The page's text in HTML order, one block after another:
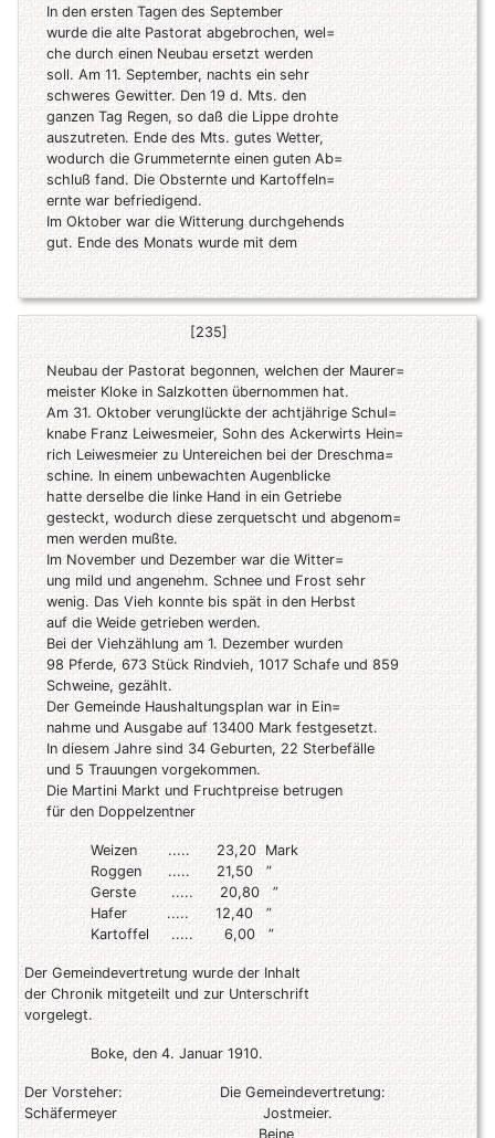
In den ersten Tagen des September
wurde die alte Pastorat abgebrochen, wel=
che durch einen Neubau ersetzt werden
soll. Am 11. September, nachts ein sehr
schweres Gewitter. Den 19 d. Mts. den
ganzen Tag Regen, so daß die Lippe drohte
auszutreten. Ende des Mts. gutes Wetter,
wodurch die Grummeternte einen guten Ab=
schluß fand. Die Obsternte und Kartoffeln=
ernte war befriedigend.
Im Oktober war die Witterung durchgehends
gut. Ende des Monats wurde mit dem
[235]
Neubau der Pastorat begonnen, welchen der Maurer=
meister Kloke in Salzkotten übernommen hat.
Am 31. Oktober verunglückte der achtjährige Schul=
knabe Franz Leiwesmeier, Sohn des Ackerwirts Hein=
rich Leiwesmeier zu Untereichen bei der Dreschma=
schine. In einem unbewachten Augenblicke
hatte derselbe die linke Hand in ein Getriebe
gesteckt, wodurch diese zerquetscht und abgenom=
men werden mußte.
Im November und Dezember war die Witter=
ung mild und angenehm. Schnee und Frost sehr
wenig. Das Vieh konnte bis spät in den Herbst
auf die Weide getrieben werden.
Bei der Viehzählung am 1. Dezember wurden
98 Pferde, 673 Stück Rindvieh, 1017 Schafe und 859
Schweine, gezählt.
Der Gemeinde Haushaltungsplan war in Ein=
nahme und Ausgabe auf 13400 Mark festgesetzt.
In diesem Jahre sind 34 Geburten, 22 Sterbefälle
und 5 Trauungen vorgekommen.
Die Martini Markt und Fruchtpreise betrugen
für den Doppelzentner
Weizen ..... 23,20 Mark
Roggen ..... 21,50 ”
Gerste ..... 20,80 ”
Hafer ..... 12,40 ”
Kartoffel ..... 6,00 ”
Der Gemeindevertretung wurde der Inhalt
der Chronik mitgeteilt und zur Unterschrift
vorgelegt.
Boke, den 4. Januar 1910.
Der Vorsteher: Die Gemeindevertretung:
Schäfermeyer Jostmeier.
Beine